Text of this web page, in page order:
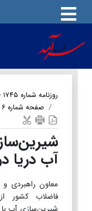
روزنامه شماره ۱۷۴۵ - تاریخ : ۱۴۰۲/۷/۹
صفحه شماره ۶
آب دریا
معاون راهبردی
فاضلاب کشور